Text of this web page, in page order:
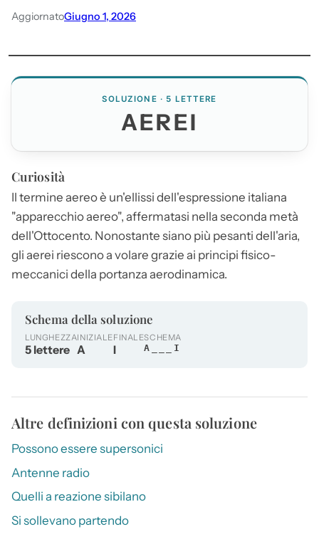
AggiornatoGiugno 1, 2026
SOLUZIONE · 5 LETTERE
AEREI
Curiosità
Il termine aereo è un'ellissi dell'espressione italiana
"apparecchio aereo", affermatasi nella seconda metà
dell'Ottocento. Nonostante siano più pesanti dell'aria,
gli aerei riescono a volare grazie ai principi fisico-
meccanici della portanza aerodinamica.
Schema della soluzione
LUNGHEZZA
5 lettere
INIZIALE
A
FINALE
I
SCHEMA
A___I
Altre definizioni con questa soluzione
Possono essere supersonici
Antenne radio
Quelli a reazione sibilano
Si sollevano partendo